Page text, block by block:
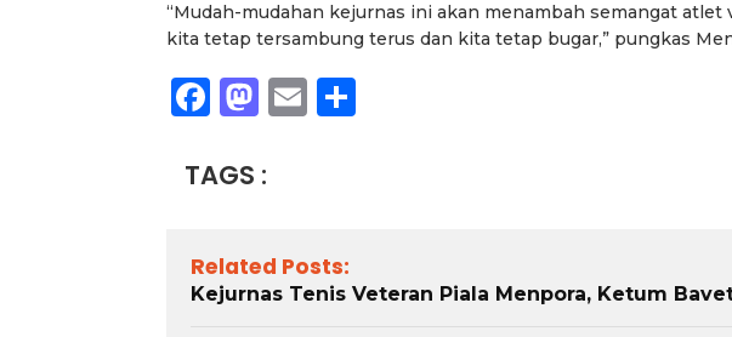
“Mudah-mudahan kejurnas ini akan menambah semangat
kita tetap tersambung terus dan kita tetap bugar,” pungkas
Facebook
Mastodon
Email
TAGS :
Related Posts:
Kejurnas Tenis Veteran Piala Menpora, Ketum